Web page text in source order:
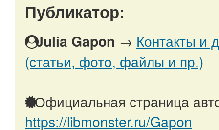
Публикатор:
Julia Gapon → Контакты и
(статьи, фото, файлы и пр.)
Официальная страница
https://libmonster.ru/Gapon